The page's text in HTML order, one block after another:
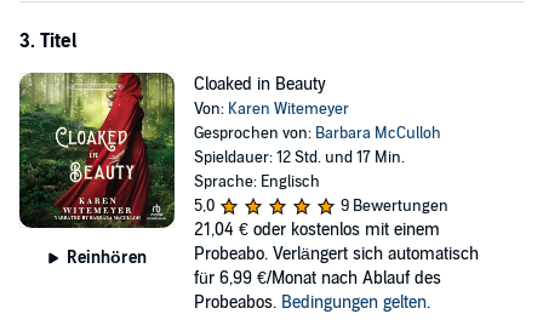
3. Titel
Reinhören
Cloaked in Beauty
Von: Karen Witemeyer
Gesprochen von: Barbara McCulloh
Spieldauer: 12 Std. und 17 Min.
Sprache: Englisch
5,0
9 Bewertungen
21,04 € oder kostenlos mit einem
Probeabo. Verlängert sich automatisch
für 6,99 €/Monat nach Ablauf des
Probeabos. Bedingungen gelten.